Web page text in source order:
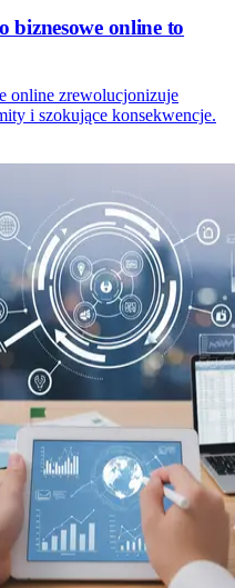
biznesowe online to
online zrewolucjonizuje
i szokujące konsekwencje.